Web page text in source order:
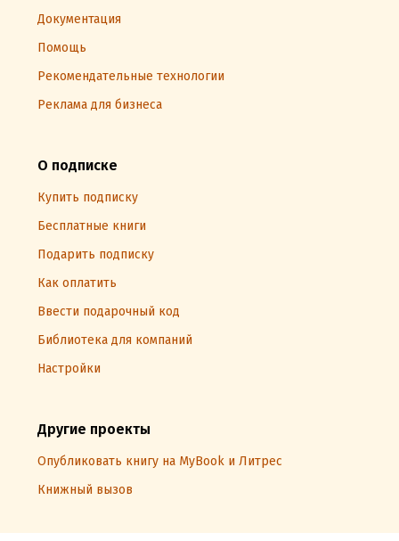
Документация
Помощь
Рекомендательные технологии
Реклама для бизнеса
О подписке
Купить подписку
Бесплатные книги
Подарить подписку
Как оплатить
Ввести подарочный код
Библиотека для компаний
Настройки
Другие проекты
Опубликовать книгу на MyBook и Литрес
Книжный вызов